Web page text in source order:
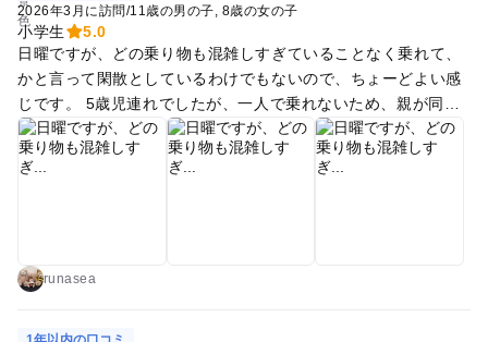
2026年3月に訪問/11歳の男の子 8歳の女の子
小学生
5.0
日曜ですが、どの乗り物も混雑しすぎていることなく乗れて、
かと言って閑散としているわけでもないので、ちょーどよい感
じです。 5歳児連れでしたが、一人で乗れないため、親が同伴
するとなると、結局チケットがいるので、なかなか高くついて
しまうのが難点、、。 回数券など結構すぐなくなるので、しっ
かり乗るもの決めてから回った方がよいです。 でも子供たちも
runasea